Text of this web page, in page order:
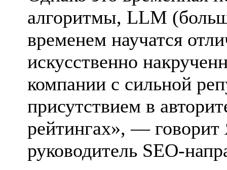
алгоритмы, LLM
временем научатся
искусственно
компании с сильной
присутствием в
рейтингах», —
руководитель SEO-